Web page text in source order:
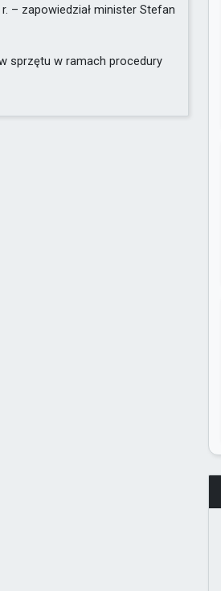
– zapowiedział minister Stefan
sprzętu w ramach procedury